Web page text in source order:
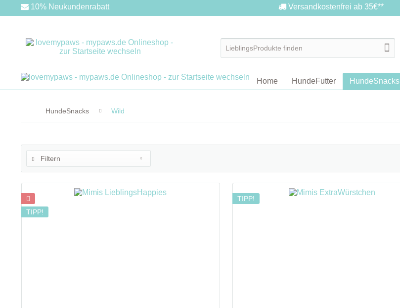
10% Neukundenrabatt Versandkostenfrei ab 35€**
Home HundeFutter HundeSnacks
HundeSnacks Wild
Filtern
TIPP!
TIPP!